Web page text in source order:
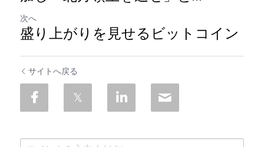
次へ
盛り上がりを見せるビットコイン
サイトへ戻る